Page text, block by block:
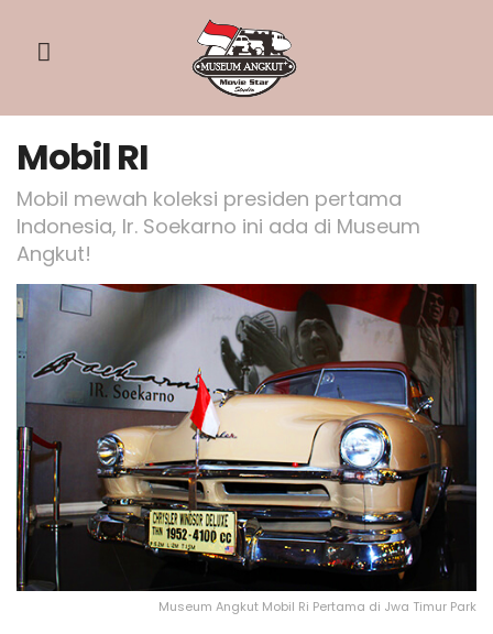
Mobil RI
Mobil mewah koleksi presiden pertama
Indonesia, Ir. Soekarno ini ada di Museum
Angkut!
Museum Angkut Mobil Ri Pertama di Jwa Timur Park